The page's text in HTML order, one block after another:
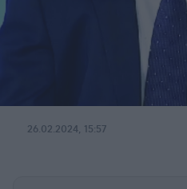
26.02.2024, 15:57